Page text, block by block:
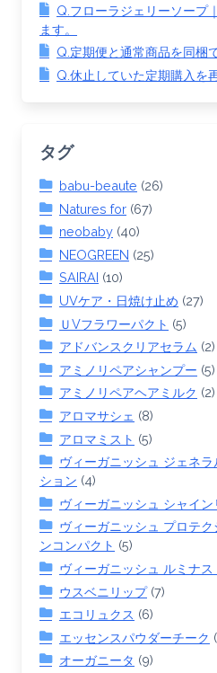
Q.フローラジェリーソープ
ます。
Q.定期便と通常商品を同梱
Q.休止していた定期購入を
タグ
babu-beaute (26)
Natures for (67)
neobaby (40)
NEOGREEN (25)
SAIRAI (10)
UVケア・日焼け止め (27)
ＵVフラワーパクト (5)
アドバンスクリアセラム (2)
アミノリペアシャンプー (5)
アミノリペアヘアミルク (2)
アロマサシェ (8)
アロマミスト (5)
ヴィーガニッシュ ジェネ
ション (4)
ヴィーガニッシュ シャイ
ヴィーガニッシュ プロテ
ンコンパクト (5)
ヴィーガニッシュ ルミナ
ウスベニリップ(7)
エコリュクス (6)
エッセンスパウダーチーク
オーガニータ (9)